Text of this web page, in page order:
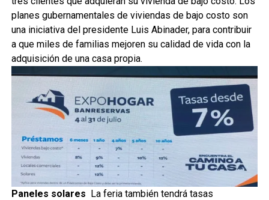
planes gubernamentales de viviendas de bajo costo son
una iniciativa del presidente Luis Abinader, para contribuir
a que miles de familias mejoren su calidad de vida con la
adquisición de una casa propia.
Paneles solares La feria también ten​drá tasas